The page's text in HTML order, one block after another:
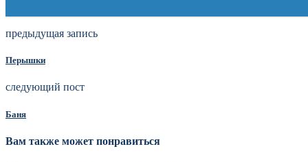
предыдущая запись
Перышки
следующий пост
Баня
Вам также может понравиться